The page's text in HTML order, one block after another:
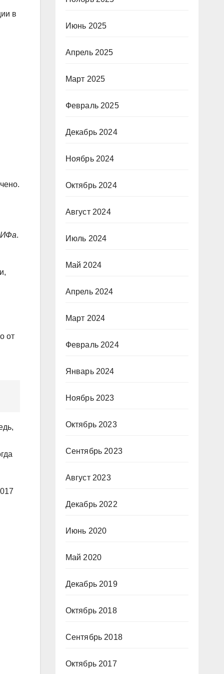
в
.
от
Июнь 2025
Апрель 2025
Март 2025
Февраль 2025
Декабрь 2024
Ноябрь 2024
Октябрь 2024
Август 2024
Июль 2024
Май 2024
Апрель 2024
Март 2024
Февраль 2024
Январь 2024
Ноябрь 2023
Октябрь 2023
Сентябрь 2023
Август 2023
Декабрь 2022
Июнь 2020
Май 2020
Декабрь 2019
Октябрь 2018
Сентябрь 2018
Октябрь 2017